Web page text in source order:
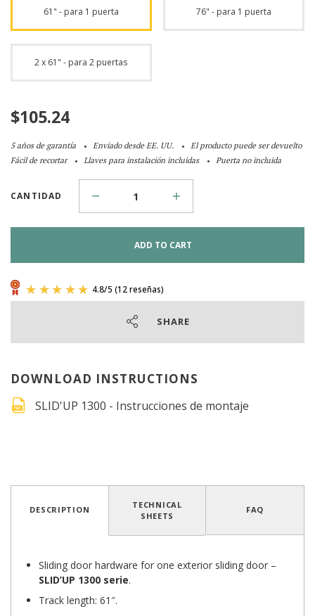
61" - para 1 puerta 76" - para 1 puerta
2 x 61" - para 2 puertas
$105.24
5 años de garantía Enviado desde EE. UU.
El producto puede ser devuelto
Fácil de recortar
Llaves para instalación incluidas Puerta no incluida
CANTIDAD
ADD TO CART
SHARE
DOWNLOAD INSTRUCTIONS
SLID'UP 1300 - Instrucciones de montaje
DESCRIPTION
TECHNICAL
SHEETS
FAQ
Sliding door hardware for one exterior sliding door –
SLID’UP 1300 serie.
Track length: 61″.